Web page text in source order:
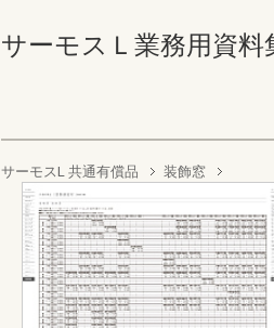
サーモスＬ業務用資料
サーモスL 共通有償品 装飾窓